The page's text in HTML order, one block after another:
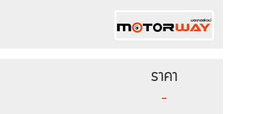
ราคา
-